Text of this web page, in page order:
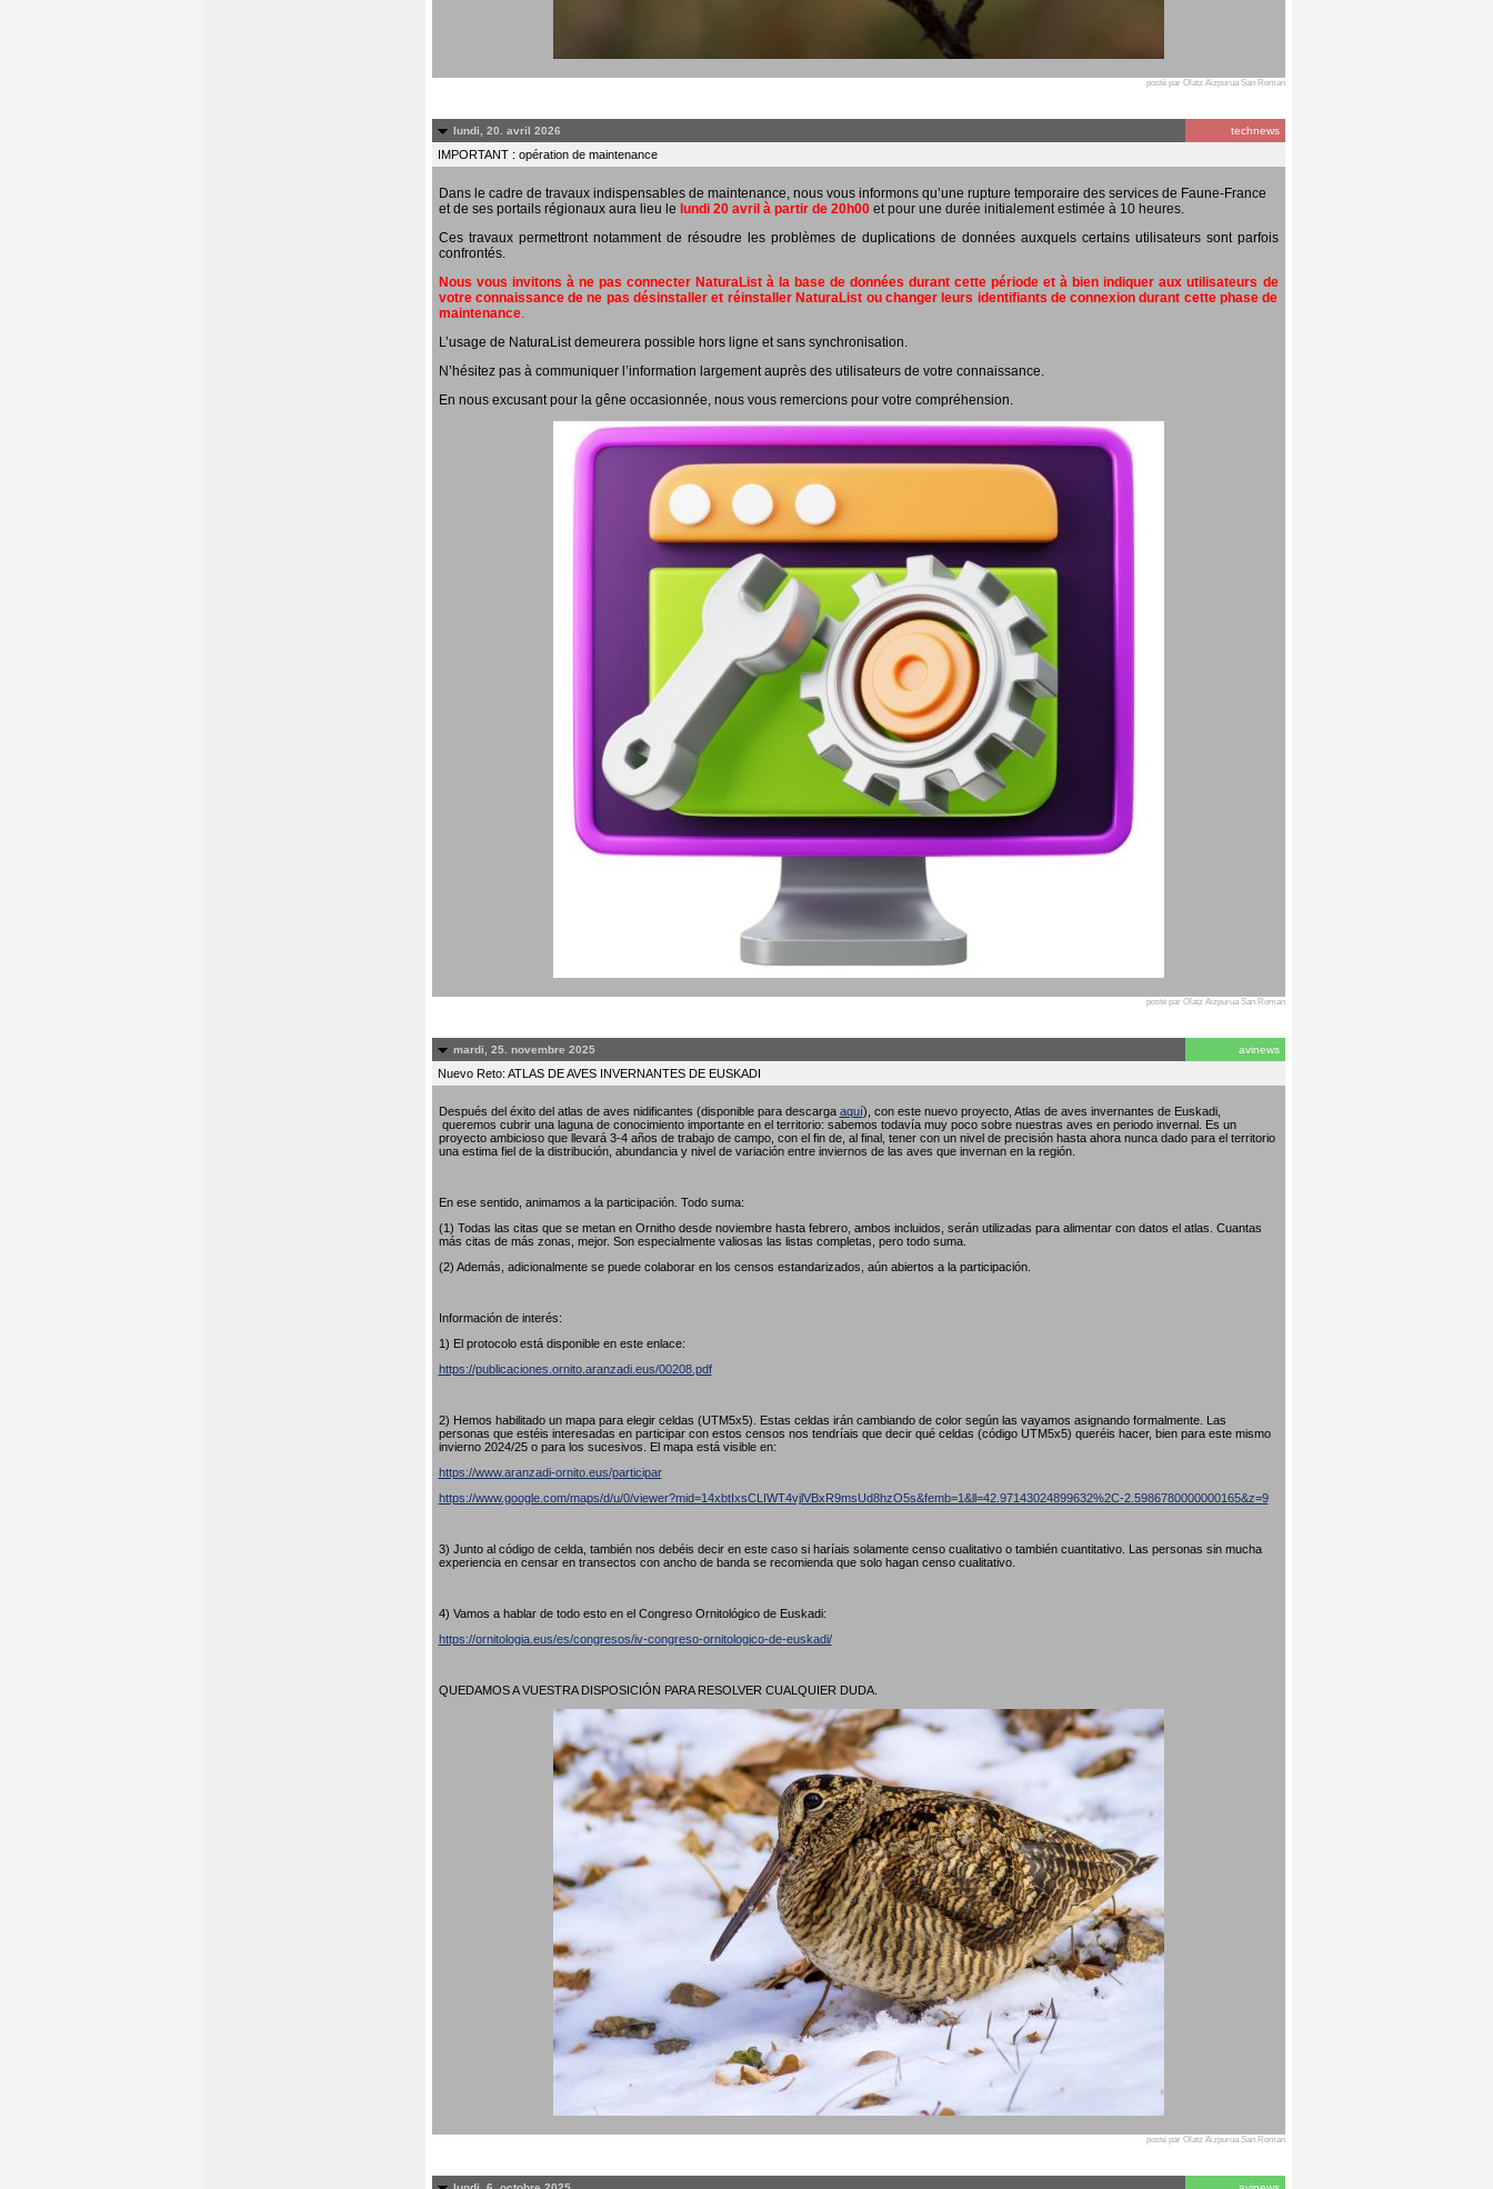
posté par Olatz Aizpurua San Roman
lundi, 20. avril 2026 technews
IMPORTANT : opération de maintenance
Dans le cadre de travaux indispensables de maintenance, nous vous informons qu’une rupture temporaire des services de Faune-France
et de ses portails régionaux aura lieu le lundi 20 avril à partir de 20h00 et pour une durée initialement estimée à 10 heures.
Ces travaux permettront notamment de résoudre les problèmes de duplications de données auxquels certains utilisateurs sont parfois
confrontés.
Nous vous invitons à ne pas connecter NaturaList à la base de données durant cette période et à bien indiquer aux utilisateurs de
votre connaissance de ne pas désinstaller et réinstaller NaturaList ou changer leurs identifiants de connexion durant cette phase de
maintenance.
L’usage de NaturaList demeurera possible hors ligne et sans synchronisation.
N’hésitez pas à communiquer l’information largement auprès des utilisateurs de votre connaissance.
En nous excusant pour la gêne occasionnée, nous vous remercions pour votre compréhension.
posté par Olatz Aizpurua San Roman
mardi, 25. novembre 2025 avinews
Nuevo Reto: ATLAS DE AVES INVERNANTES DE EUSKADI
Después del éxito del atlas de aves nidificantes (disponible para descarga aquí), con este nuevo proyecto, Atlas de aves invernantes de Euskadi,
queremos cubrir una laguna de conocimiento importante en el territorio: sabemos todavía muy poco sobre nuestras aves en periodo invernal. Es un
proyecto ambicioso que llevará 3-4 años de trabajo de campo, con el fin de, al final, tener con un nivel de precisión hasta ahora nunca dado para el territorio
una estima fiel de la distribución, abundancia y nivel de variación entre inviernos de las aves que invernan en la región.
En ese sentido, animamos a la participación. Todo suma:
(1) Todas las citas que se metan en Ornitho desde noviembre hasta febrero, ambos incluidos, serán utilizadas para alimentar con datos el atlas. Cuantas
más citas de más zonas, mejor. Son especialmente valiosas las listas completas, pero todo suma.
(2) Además, adicionalmente se puede colaborar en los censos estandarizados, aún abiertos a la participación.
Información de interés:
1) El protocolo está disponible en este enlace:
https://publicaciones.ornito.aranzadi.eus/00208.pdf
2) Hemos habilitado un mapa para elegir celdas (UTM5x5). Estas celdas irán cambiando de color según las vayamos asignando formalmente. Las
personas que estéis interesadas en participar con estos censos nos tendríais que decir qué celdas (código UTM5x5) queréis hacer, bien para este mismo
invierno 2024/25 o para los sucesivos. El mapa está visible en:
https://www.aranzadi-ornito.eus/participar
https://www.google.com/maps/d/u/0/viewer?mid=14xbtIxsCLIWT4vjlVBxR9msUd8hzO5s&femb=1&ll=42.97143024899632%2C-2.5986780000000165&z=9
3) Junto al código de celda, también nos debéis decir en este caso si haríais solamente censo cualitativo o también cuantitativo. Las personas sin mucha
experiencia en censar en transectos con ancho de banda se recomienda que solo hagan censo cualitativo.
4) Vamos a hablar de todo esto en el Congreso Ornitológico de Euskadi:
https://ornitologia.eus/es/congresos/iv-congreso-ornitologico-de-euskadi/
QUEDAMOS A VUESTRA DISPOSICIÓN PARA RESOLVER CUALQUIER DUDA.
posté par Olatz Aizpurua San Roman